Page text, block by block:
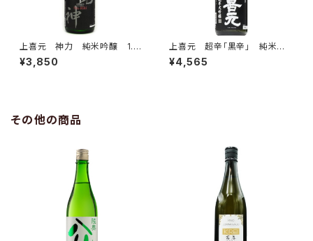
上喜元 神力 純米吟醸 1.8
L
¥3,850
上喜元 超辛「黒辛」 純米大
吟醸45 1.8L
¥4,565
その他の商品